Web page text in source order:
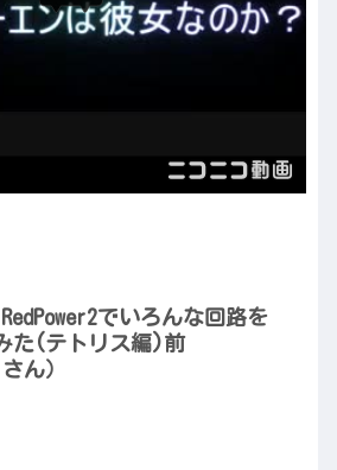
でいろんな回路を
た(テトリス編)前
ん）